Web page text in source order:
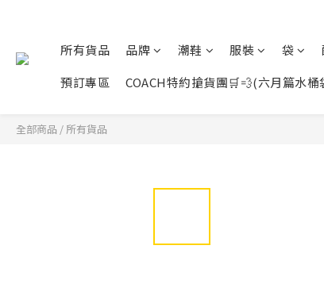
所有貨品 品牌 潮鞋 服裝 袋
預訂專區
COACH特約搶貨團🛒💨(六月篇水桶
全部商品 / 所有貨品